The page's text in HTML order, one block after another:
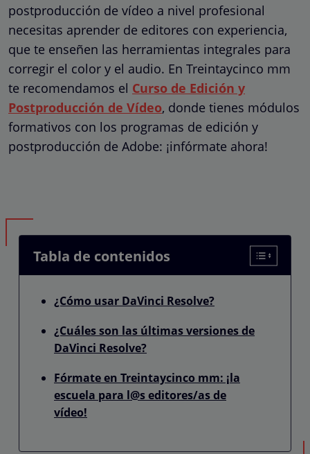
postproducción de vídeo a nivel profesional
necesitas aprender de editores con experiencia,
que te enseñen las herramientas integrales para
corregir el color y el audio. En Treintaycinco mm
te recomendamos el Curso de Edición y
Postproducción de Vídeo, donde tienes módulos
formativos con los programas de edición y
postproducción de Adobe: ¡infórmate ahora!
Tabla de contenidos
¿Cómo usar DaVinci Resolve?
¿Cuáles son las últimas versiones de
DaVinci Resolve?
Fórmate en Treintaycinco mm: ¡la
escuela para l@s editores/as de
vídeo!